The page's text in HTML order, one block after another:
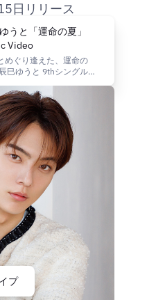
日リリース
うと「運命の夏」
Video
めぐり逢えた、運命の
月29日発売 【Aタイ
1.運命の夏 作詩：売野雅
：幸 耕平 編曲：萩
2.どうして泣きたいくら
なんだろう 作詩：松井
曲：幸 耕平 編曲：
雄 3.運命の夏（オリジ
ラオケ） 4.どうして泣
くらい好きなんだろう
ジナル･カラオケ）
37757 ¥1,500（税込）
www.jvcmusic.co.jp/-/D...
プ